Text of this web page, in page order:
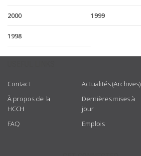
2000 1999
1998
Contact
À propos de la
HCCH
FAQ
Actualités (Archives)
Dernières mises à
jour
Emplois